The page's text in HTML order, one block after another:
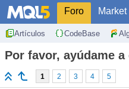
Foro Market
Artículos CodeBase
Por favor, ayúdame
1 2 3 4 5